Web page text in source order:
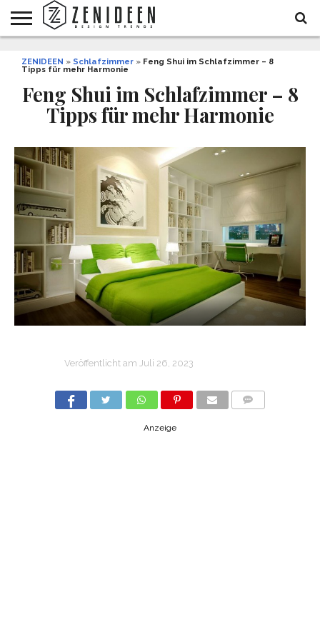
INNENDESIGN
ARCHITEKTUR
GARTEN
UND
LIFESTYLE
DEKO
&
DIY
STYLE
REZEPTE
GESUNDHEIT
WEIHNACHTEN
ZENIDEEN » Schlafzimmer » Feng Shui im Schlafzimmer – 8
Tipps für mehr Harmonie
Feng Shui im Schlafzimmer – 8
Tipps für mehr Harmonie
Veröffentlicht am Juli 26, 2023
Anzeige